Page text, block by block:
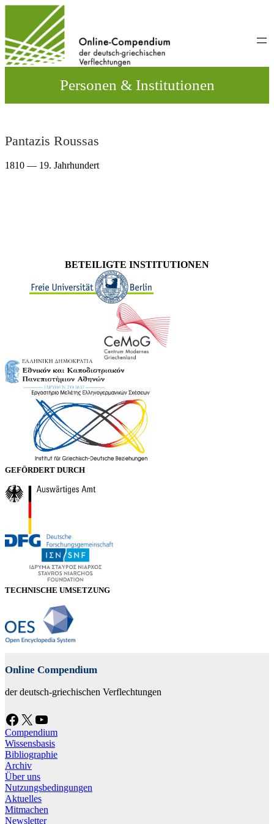
wechseln
Personen & Institutionen
Pantazis Roussas
1810 — 19. Jahrhundert
BETEILIGTE INSTITUTIONEN
GEFÖRDERT DURCH
TECHNISCHE UMSETZUNG
Online Compendium
der deutsch-griechischen Verflechtungen
Facebook X YouTube
Compendium
Wissensbasis
Bibliographie
Archiv
Über uns
Nutzungsbedingungen
Aktuelles
Mitmachen
Newsletter